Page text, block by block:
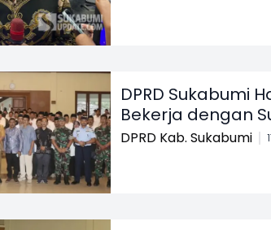
DPRD Sukabumi
Bekerja dengan
DPRD Kab. Sukabumi